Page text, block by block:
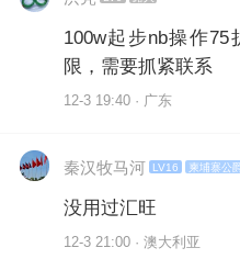
100w起步nb操作
限，需要抓紧联系
12-3 19:40 · 广东
秦汉牧马河 LV16 柬埔寨公
没用过汇旺
12-3 21:00 · 澳大利亚